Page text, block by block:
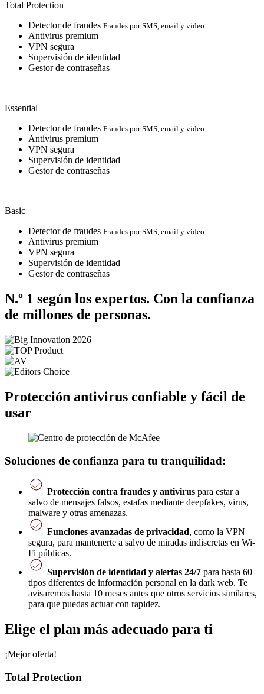
Total Protection
Detector de fraudes Fraudes por SMS, email y video
Antivirus premium
VPN segura
Supervisión de identidad
Gestor de contraseñas
Essential
Detector de fraudes Fraudes por SMS, email y video
Antivirus premium
VPN segura
Supervisión de identidad
Gestor de contraseñas
Basic
Detector de fraudes Fraudes por SMS, email y video
Antivirus premium
VPN segura
Supervisión de identidad
Gestor de contraseñas
N.º 1 según los expertos. Con la confianza
de millones de personas.
Protección antivirus confiable y fácil de
usar
Soluciones de confianza para tu tranquilidad:
Protección contra fraudes y antivirus para estar a
salvo de mensajes falsos, estafas mediante deepfakes, virus,
malware y otras amenazas.
Funciones avanzadas de privacidad, como la VPN
segura, para mantenerte a salvo de miradas indiscretas en Wi-
Fi públicas.
Supervisión de identidad y alertas 24/7 para hasta 60
tipos diferentes de información personal en la dark web. Te
avisaremos hasta 10 meses antes que otros servicios similares,
para que puedas actuar con rapidez.
Elige el plan más adecuado para ti
¡Mejor oferta!
Total Protection